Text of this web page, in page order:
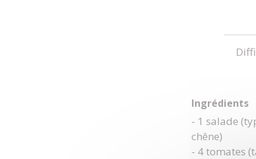
Ingrédients
- 1 salade
chêne)
- 4 tomates